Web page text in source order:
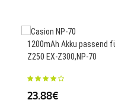
1200mAh Akku passend
Z250 EX-Z300,NP-70
23.88€